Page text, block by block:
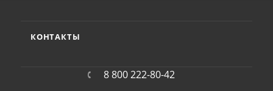
КОНТАКТЫ
8 800 222-80-42